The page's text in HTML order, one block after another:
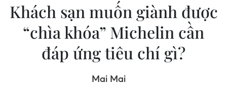
Khách sạn muốn giành được
“chìa khóa” Michelin cần
đáp ứng tiêu chí gì?
Mai Mai